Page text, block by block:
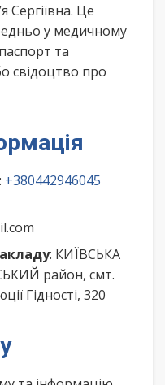
Сергіївна. Це
у медичному
та
свідоцтво про
: +380442946045
: КИЇВСЬКА
район, смт.
Гідності, 320